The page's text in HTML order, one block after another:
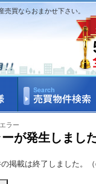
買ならおまかせ下さい。
エラー
が発生しました
掲載は終了しました。（